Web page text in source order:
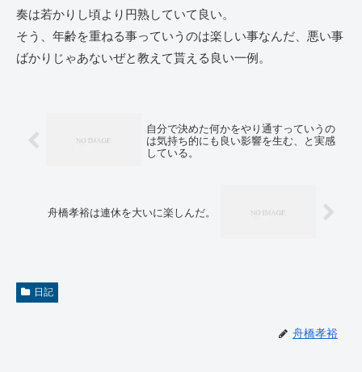
奏は若かりし頃より円熟していて良い。
そう、年齢を重ねる事っていうのは楽しい事なんだ、悪い事
ばかりじゃあないぜと教えて貰える良い一例。
自分で決めた何かをやり通すっていうの
は気持ち的にも良い影響を生む、と実感
している。
舟橋孝裕は連休を大いに楽しんだ。
日記
舟橋孝裕